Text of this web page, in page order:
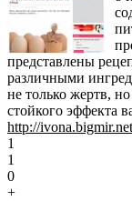
представлены
различными
не только жертв,
стойкого эффекта
http://
1
1
0
+